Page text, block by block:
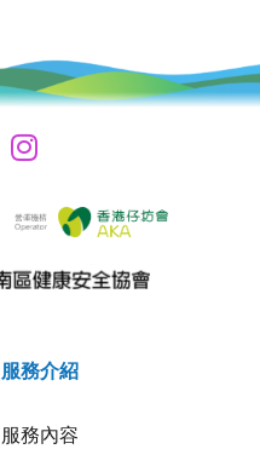
服務介紹
服務內容